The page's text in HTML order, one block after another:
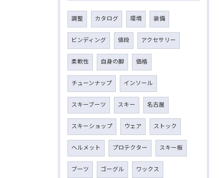
調整 カタログ 環境 装備
ビンディング 値段 アクセサリー
柔軟性 自身の脚 価格
チューンナップ インソール
スキーブーツ スキー 名古屋
スキーショップ ウェア ストック
ヘルメット プロテクター スキー板
ブーツ ゴーグル ワックス